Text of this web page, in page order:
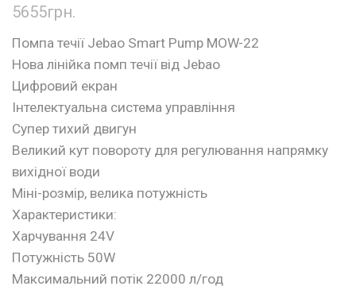
5655грн.
Помпа течії Jebao Smart Pump MOW-22
Нова лінійка помп течії від Jebao
Цифровий екран
Інтелектуальна система управління
Супер тихий двигун
Великий кут повороту для регулювання напрямку
вихідної води
Міні-розмір, велика потужність
Характеристики:
Харчування 24V
Потужність 50W
Максимальний потік 22000 л/год